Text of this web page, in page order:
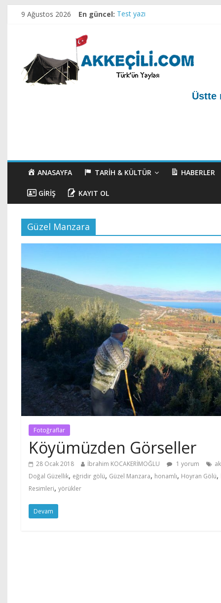
9 Ağustos 2026 En güncel: Test yazı
Ahirete Göçenler-1
Üstte
ANASAYFA TARIH & KÜLTÜR HABERLER
GIRIŞ KAYIT OL
Güzel Manzara
Fotoğraflar
Köyümüzden Görseller
28 Ocak 2018 İbrahim KOCAKERİMOĞLU 1 yorum
Doğal Güzellik, eğridir gölü, Güzel Manzara, honamlı, Hoyran Gölü,
Resimleri,yörükler
Devam